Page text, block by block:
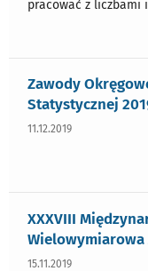
pracować z liczbami
Zawody
Statystycznej
11.12.2019
XXXVIII
Wielowymiarowa
15.11.2019